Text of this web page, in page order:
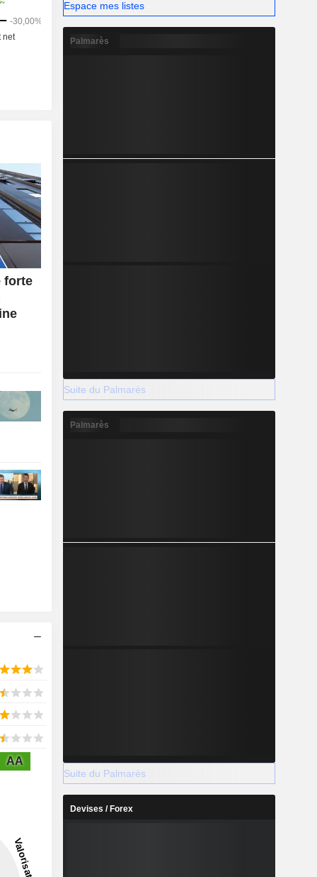
forte
AA
Espace mes listes
Palmarès
Suite du Palmarès
Palmarès
Suite du Palmarès
Devises / Forex